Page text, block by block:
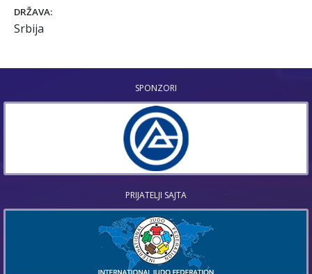
DRŽAVA:
Srbija
SPONZORI
PRIJATELJI SAJTA